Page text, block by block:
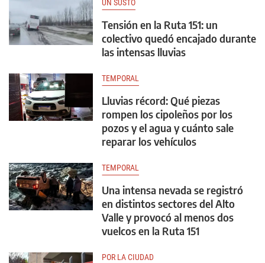
UN SUSTO
Tensión en la Ruta 151: un
colectivo quedó encajado durante
las intensas lluvias
TEMPORAL
Lluvias récord: Qué piezas
rompen los cipoleños por los
pozos y el agua y cuánto sale
reparar los vehículos
TEMPORAL
Una intensa nevada se registró
en distintos sectores del Alto
Valle y provocó al menos dos
vuelcos en la Ruta 151
POR LA CIUDAD